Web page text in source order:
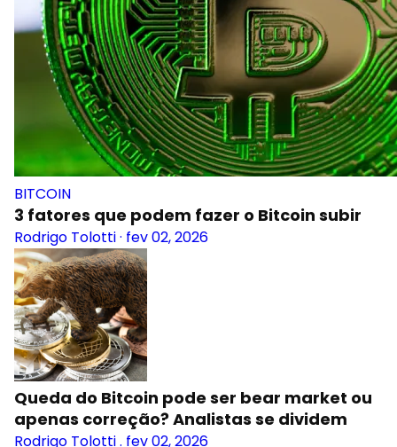
BITCOIN
3 fatores que podem fazer o Bitcoin subir
Rodrigo Tolotti· fev 02, 2026
Queda do Bitcoin pode ser bear market ou
apenas correção? Analistas se dividem
Rodrigo Tolotti. fev 02, 2026